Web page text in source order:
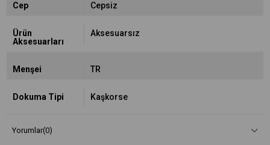
Cep Cepsiz
Ürün
Aksesuarları
Aksesuarsız
Menşei TR
Dokuma Tipi Kaşkorse
Yorumlar(0)